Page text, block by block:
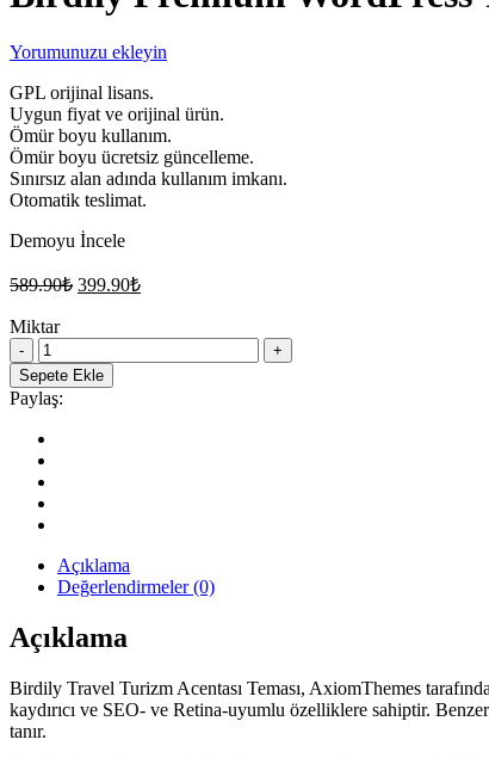
Yorumunuzu ekleyin
GPL orijinal lisans.
Uygun fiyat ve orijinal ürün.
Ömür boyu kullanım.
Ömür boyu ücretsiz güncelleme.
Sınırsız alan adında kullanım imkanı.
Otomatik teslimat.
Demoyu İncele
589.90₺ Orijinal
399.90₺Şu
Miktar
Birdily
Premium
WordPress
Turizm
Acentası
Teması
quantity
Sepete Ekle
Paylaş:
Açıklama
Değerlendirmeler (0)
Açıklama
Birdily Travel Turizm Acentası Teması, AxiomThemes
kaydırıcı ve SEO- ve Retina-uyumlu özelliklere sahiptir.
tanır.